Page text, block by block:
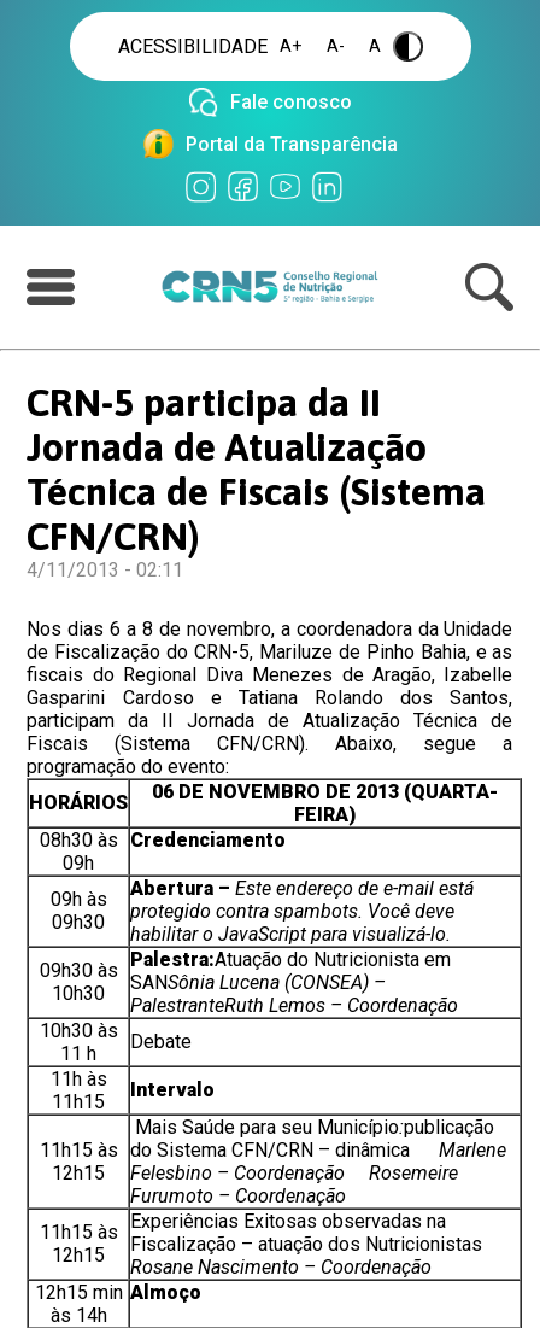
ACESSIBILIDADE A+ A- A .
Fale conosco
Portal da Transparência
CRN-5 participa da II
Jornada de Atualização
Técnica de Fiscais (Sistema
CFN/CRN)
4/11/2013 - 02:11
Nos dias 6 a 8 de novembro, a coordenadora da Unidade
de Fiscalização do CRN-5, Mariluze de Pinho Bahia, e as
fiscais do Regional Diva Menezes de Aragão, Izabelle
Gasparini Cardoso e Tatiana Rolando dos Santos,
participam da II Jornada de Atualização Técnica de
Fiscais (Sistema CFN/CRN). Abaixo, segue a
programação do evento:
HORÁRIOS
06 DE NOVEMBRO DE 2013 (QUARTA-
FEIRA)
08h30 às
09h
Credenciamento
09h às
09h30
Abertura –Este endereço de e-mail está
protegido contra spambots. Você deve
habilitar o JavaScript para visualizá-lo.
09h30 às
10h30
Palestra:Atuação do Nutricionista em
SANSônia Lucena (CONSEA) –
PalestranteRuth Lemos – Coordenação
10h30 às
11 h
Debate
11h às
11h15
Intervalo
11h15 às
12h15
Mais Saúde para seu Município:publicação
do Sistema CFN/CRN – dinâmica Marlene
Felesbino – Coordenação Rosemeire
Furumoto – Coordenação
11h15 às
12h15
Experiências Exitosas observadas na
Fiscalização – atuação dos Nutricionistas
Rosane Nascimento – Coordenação
12h15 min
às 14h
Almoço